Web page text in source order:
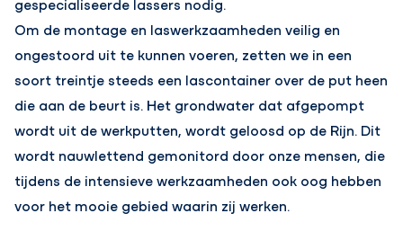
Om de montage en laswerkzaamheden veilig en
ongestoord uit te kunnen voeren, zetten we in een
soort treintje steeds een lascontainer over de put heen
die aan de beurt is. Het grondwater dat afgepompt
wordt uit de werkputten, wordt geloosd op de Rijn. Dit
wordt nauwlettend gemonitord door onze mensen, die
tijdens de intensieve werkzaamheden ook oog hebben
voor het mooie gebied waarin zij werken.